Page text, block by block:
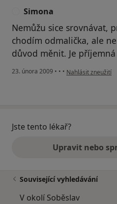
Simona
Nemůžu sice srovnávat,
chodím odmalička, ale
důvod měnit. Je
23. února 2009 • • • podle názoru
Nahlásit zneužití
Jste tento lékař?
Upravit nebo
Související vyhledávání
V okolí Soběslav